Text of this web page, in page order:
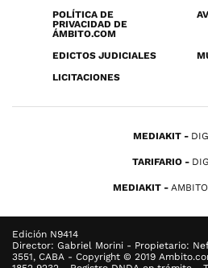
POLÍTICA DE
PRIVACIDAD DE
ÁMBITO.COM
EDICTOS JUDICIALES
LICITACIONES
MEDIAKIT
TARIFARIO
MEDIAKIT
Edición N9414
Director: Gabriel Morini - Propietario:
3551, CABA - Copyright © 2019